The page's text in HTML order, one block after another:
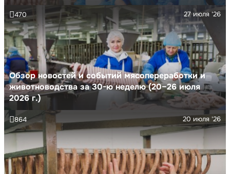
Обзор новостей и событий мясопереработки и
животноводства за 30-ю неделю (20–26 июля
2026 г.)
27 июля '26
470
20 июля '26
864